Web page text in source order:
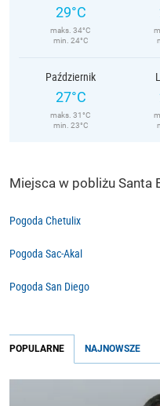
29°C
maks. 34°C
min. 24°C
Październik
27°C
maks. 31°C
min. 23°C
Miejsca w pobliżu Santa
Pogoda Chetulix
Pogoda Sac-Akal
Pogoda San Diego
POPULARNE NAJNOWSZE